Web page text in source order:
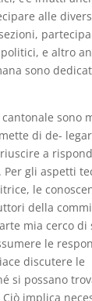
alle
e altro
sono
sono
di de-
a
gli aspetti
le
della
mia cerco di
le
discutere le
si possano
implica